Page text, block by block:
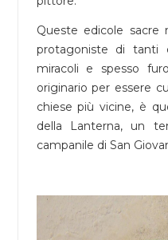
Queste edicole sacre
protagoniste di tanti
miracoli e spesso
originario per essere
chiese più vicine, è
della Lanterna, un
campanile di San